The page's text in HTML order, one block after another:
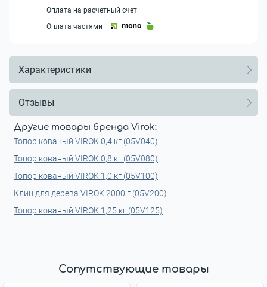
Оплата на расчетный счет
Оплата частями
Характеристики
Отзывы
Другие товары бренда Virok:
Топор кованый VIROK 0,4 кг (05V040)
Топор кованый VIROK 0,8 кг (05V080)
Топор кованый VIROK 1,0 кг (05V100)
Клин для дерева VIROK 2000 г (05V200)
Топор кованый VIROK 1,25 кг (05V125)
Сопутствующие товары